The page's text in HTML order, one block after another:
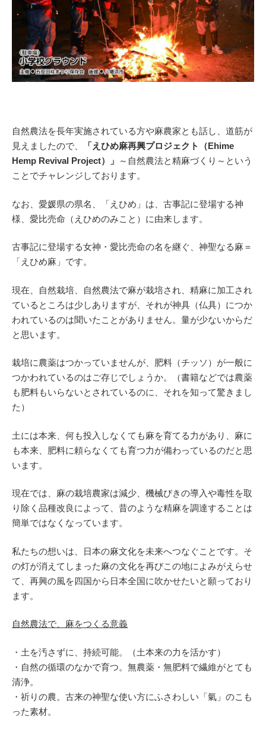
自然農法を長年実施されている方や麻農家とも話し、道筋が
見えましたので、
「えひめ麻再興プロジェクト（Ehime
Hemp Revival Project）」
～自然農法と精麻づくり～という
ことでチャレンジしております。
なお、愛媛県の県名、「えひめ」は、古事記に登場する神
様、愛比売命（えひめのみこと）に由来します。
古事記に登場する女神・愛比売命の名を継ぐ、神聖なる麻＝
「えひめ麻」です。
現在、自然栽培、自然農法で麻が栽培され、精麻に加工され
ているところは少しありますが、それが神具（仏具）につか
われているのは聞いたことがありません。量が少ないからだ
と思います。
栽培に農薬はつかっていませんが、肥料（チッソ）が一般に
つかわれているのはご存じでしょうか。（書籍などでは農薬
も肥料もいらないとされているのに、それを知って驚きまし
た）
土には本来、何も投入しなくても麻を育てる力があり、麻に
も本来、肥料に頼らなくても育つ力が備わっているのだと思
います。
現在では、麻の栽培農家は減少、機械びきの導入や毒性を取
り除く品種改良によって、昔のような精麻を調達することは
簡単ではなくなっています。
私たちの想いは、日本の麻文化を未来へつなぐことです。そ
の灯が消えてしまった麻の文化を再びこの地によみがえらせ
て、再興の風を四国から日本全国に吹かせたいと願っており
ます。
自然農法で、麻をつくる意義
・土を汚さずに、持続可能。（土本来の力を活かす）
・自然の循環のなかで育つ。無農薬・無肥料で繊維がとても
清浄。
・祈りの農。古来の神聖な使い方にふさわしい「氣」のこも
った素材。